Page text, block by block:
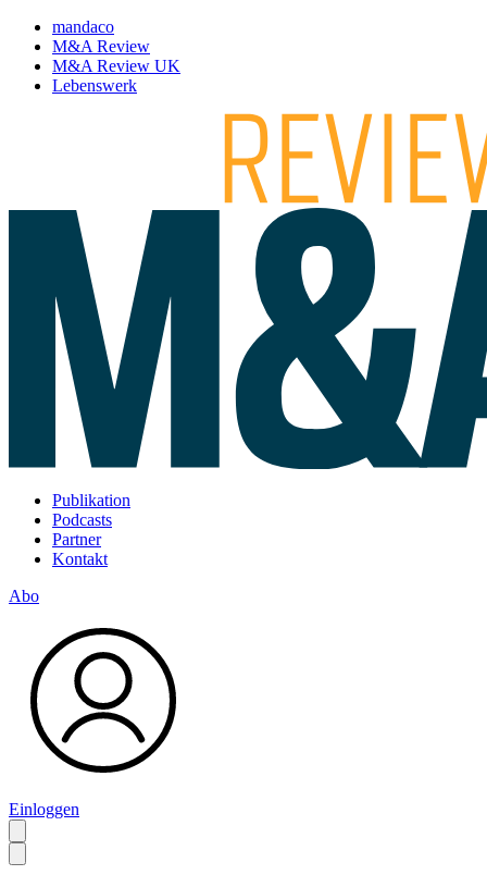
mandaco
M&A Review
M&A Review UK
Lebenswerk
Publikation
Podcasts
Partner
Kontakt
Abo
Einloggen